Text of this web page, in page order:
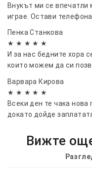
Внукът ми се впечатли
играе. Остави
Пенка Станкова
★ ★ ★ ★ ★
И за нас бедните хора
които можем да си
Варвара Кирова
★ ★ ★ ★ ★
Всеки ден те чака
докато дойде
Вижте